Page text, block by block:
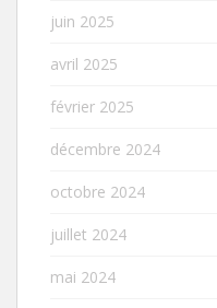
juin 2025
avril 2025
février 2025
décembre 2024
octobre 2024
juillet 2024
mai 2024